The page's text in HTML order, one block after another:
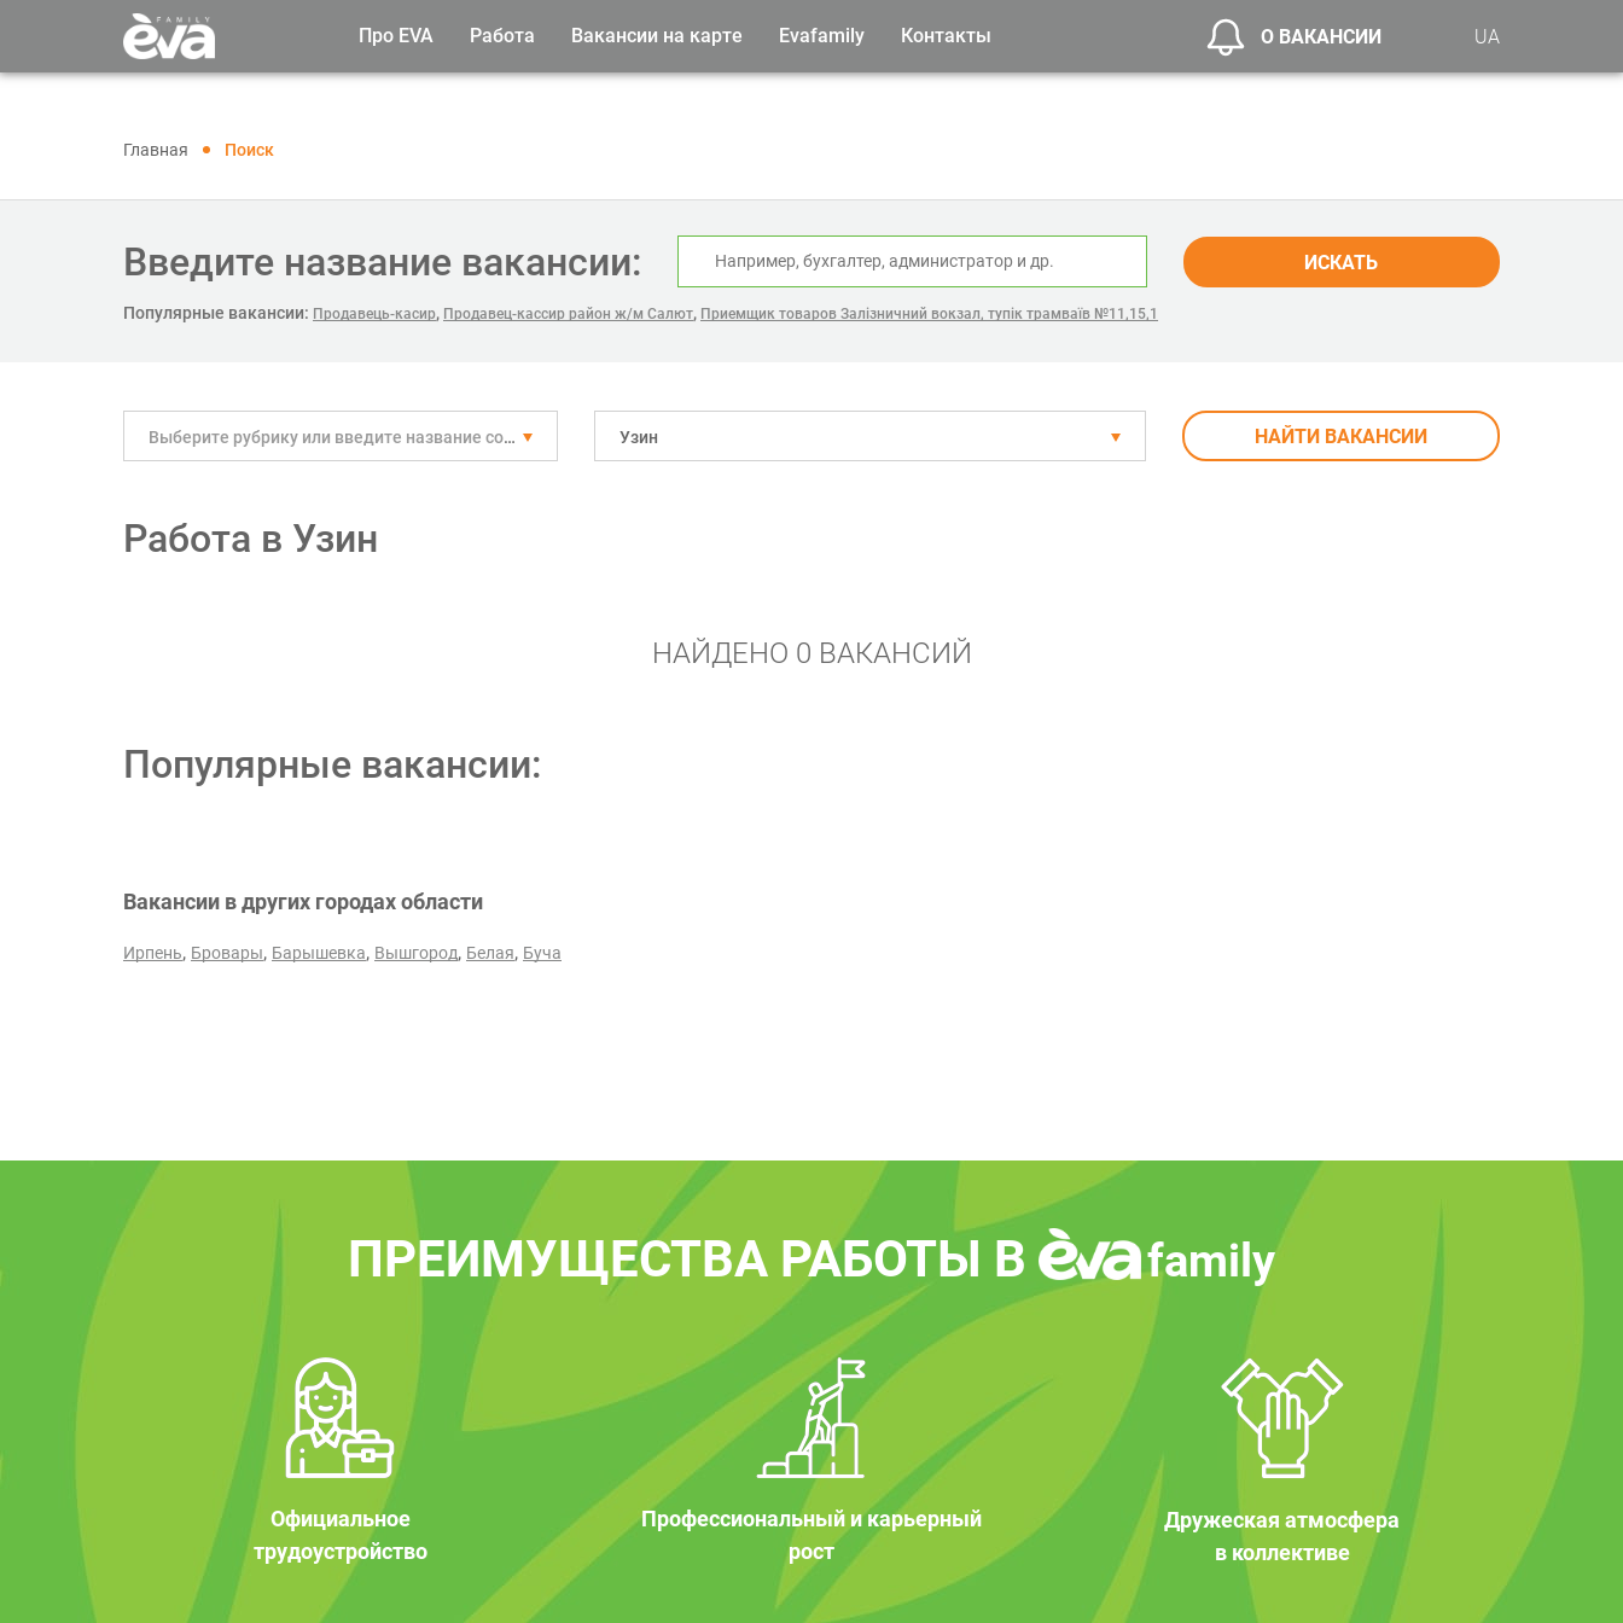
Про EVA Работа Вакансии на карте Evafamily Контакты О ВАКАНСИИ UA
Главная Поиск
Введите название вакансии: ИСКАТЬ
Популярные вакансии: Продавець-касир, Продавец-кассир район ж/м Салют, Приемщик товаров Залізничний вокзал, тупік трамваїв №11,15,1
Выберите рубрику или введите название собственноручно Узин НАЙТИ ВАКАНСИИ
Работа в Узин
НАЙДЕНО 0 ВАКАНСИЙ
Популярные вакансии:
Вакансии в других городах области
Ирпень, Бровары, Барышевка, Вышгород, Белая, Буча
ПРЕИМУЩЕСТВА РАБОТЫ В family
Официальное
трудоустройство
Профессиональный и карьерный
рост
Дружеская атмосфера
в коллективе